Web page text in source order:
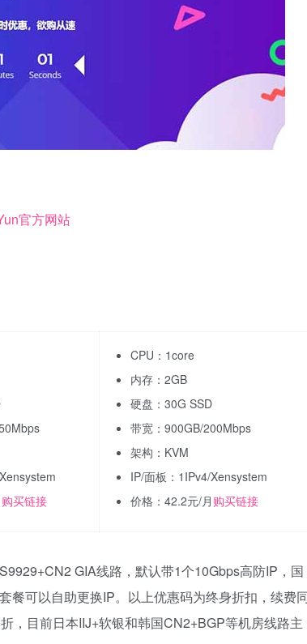
官方网站
购买链接
CPU：1core
内存：2GB
硬盘：30G SSD
带宽：900GB/200Mbps
架构：KVM
IP/面板：1IPv4/Xensystem
价格：42.2元/月 购买链接
GIA线路，默认带1个10Gbps高防IP，国
餐可以自助更换IP。以上优惠码为终身折扣，续费
，目前日本IIJ+软银和韩国CN2+BGP等机房线路主